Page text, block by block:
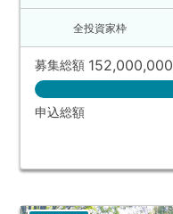
全投資家枠
募集総額 152,000,000
申込総額